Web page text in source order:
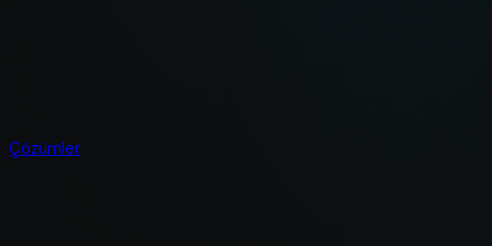
Çözümler